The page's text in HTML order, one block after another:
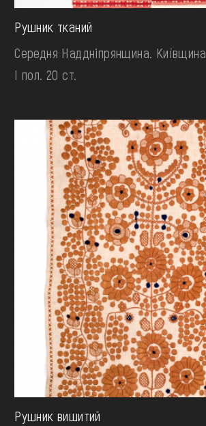
Рушник тканий
Середня Наддніпрянщина. Київщина
І пол. 20 ст.
Рушник вишитий